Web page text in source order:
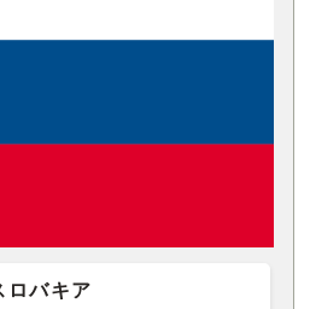
ロバキア